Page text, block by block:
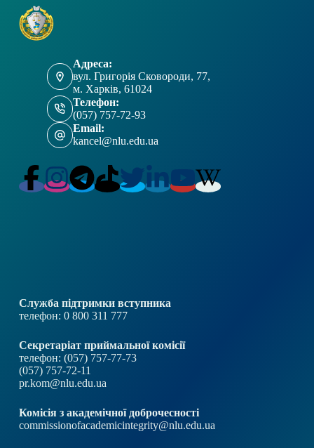
Адреса:
вул. Григорія Сковороди, 77,
м. Харків, 61024
Телефон:
(057) 757-72-93
Email:
kancel@nlu.edu.ua
Служба підтримки вступника
телефон: 0 800 311 777
Секретаріат приймальної комісії
телефон: (057) 757-77-73
(057) 757-72-11
pr.kom@nlu.edu.ua
Комісія з академічної доброчесності
commissionofacademicintegrity@nlu.edu.ua